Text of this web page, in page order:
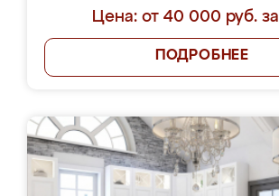
Цена: от 40 000 руб.
ПОДРОБНЕЕ